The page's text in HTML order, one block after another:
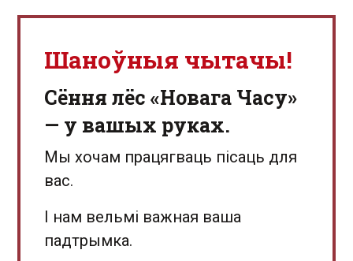
Шаноўныя чытачы!
Сёння лёс «Новага Часу»
— у вашых руках.
Мы хочам працягваць пісаць для
вас.
І нам вельмі важная ваша
падтрымка.